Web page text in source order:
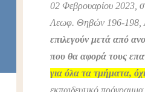
02 Φεβρουαρίου 2023,
Λεωφ. Θηβών 196-198,
επιλεγούν μετά από
που θα αφορά τους
για όλα τα τμήματα,